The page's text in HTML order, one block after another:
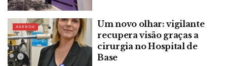
AGENDA
Um novo olhar: vigilante
recupera visão graças a
cirurgia no Hospital de
Base